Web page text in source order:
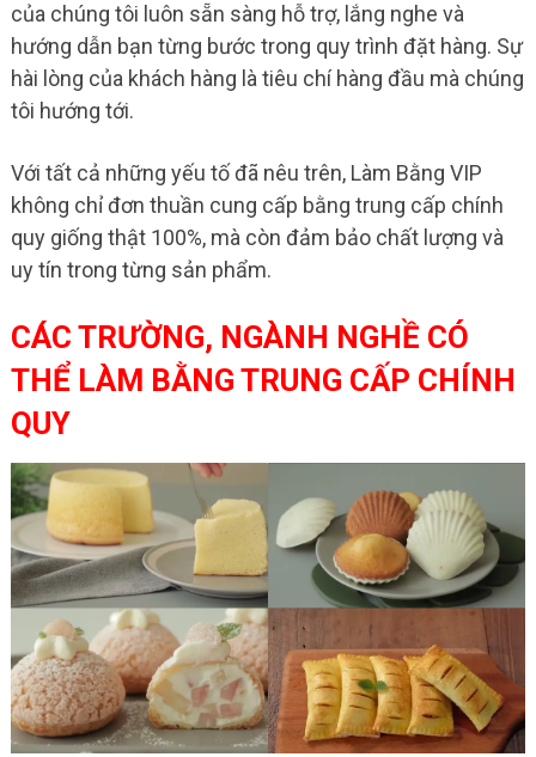
của chúng tôi luôn sẵn sàng hỗ trợ, lắng nghe và
hướng dẫn bạn từng bước trong quy trình đặt hàng. Sự
hài lòng của khách hàng là tiêu chí hàng đầu mà chúng
tôi hướng tới.
Với tất cả những yếu tố đã nêu trên, Làm Bằng VIP
không chỉ đơn thuần cung cấp bằng trung cấp chính
quy giống thật 100%, mà còn đảm bảo chất lượng và
uy tín trong từng sản phẩm.
CÁC TRƯỜNG, NGÀNH NGHỀ CÓ
THỂ LÀM BẰNG TRUNG CẤP CHÍNH
QUY